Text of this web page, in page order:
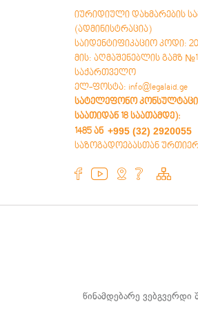
бинонты
базæйы
Æнæзмæлгæ
æндæрæн раттыны
Бинонты ‘хсæн
æмæ тыхмигæнæг –
бахъахъхъæныны
механизмтæ
იურიდიული დახმარების
(ადმინისტრაცია)
საიდენტიფიკაციო კოდი:
მის: აღმაშენებლის გამზ
საქართველო
ელ-ფოსტა: info@legalaid.ge
სატელეფონო
საათიდან 18 საათამდე):
1485 ან +995 (32) 2920055
საზოგადოებასთან
წინამდებარე